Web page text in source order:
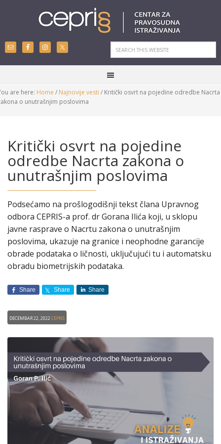
are here: Home / Najnovije vesti / Kritički osvrt na pojedine odredbe Nacrta
o unutrašnjim poslovima
Kritički osvrt na pojedine
odredbe Nacrta zakona o
unutrašnjim poslovima
Podsećamo na prošlogodišnji tekst člana Upravnog
odbora CEPRIS-a prof. dr Gorana Ilića koji, u sklopu
javne rasprave o Nacrtu zakona o unutrašnjim
poslovima, ukazuje na granice i neophodne garancije
obrade podataka o ličnosti, uključujući tu i automatsku
obradu biometrijskih podataka.
Share Share Share
Decembar 22, 2022CEPRIS